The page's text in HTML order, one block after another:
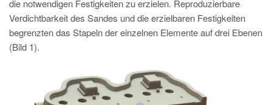
die notwendigen Festigkeiten zu erzielen. Reproduzierbare
Verdichtbarkeit des Sandes und die erzielbaren Festigkeiten
begrenzten das Stapeln der einzelnen Elemente auf drei Ebenen
(Bild 1).